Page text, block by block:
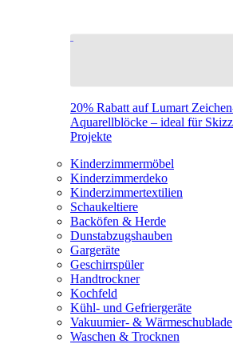
20% Rabatt auf Lumart
Aquarellblöcke – ideal für
Projekte
Kinderzimmermöbel
Kinderzimmerdeko
Kinderzimmertextilien
Schaukeltiere
Backöfen & Herde
Dunstabzugshauben
Gargeräte
Geschirrspüler
Handtrockner
Kochfeld
Kühl- und Gefriergeräte
Vakuumier- & Wärmeschublade
Waschen & Trocknen